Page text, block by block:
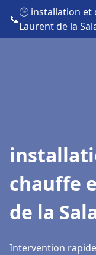
📞
🕒 installation et
Laurent de la
chauffe
de la
Intervention